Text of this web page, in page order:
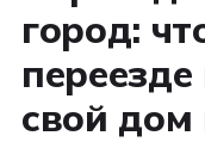
город:
свой дом